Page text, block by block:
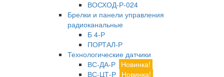
ВОСХОД-Р-024
Брелки и панели управления
радиоканальные
Б 4-Р
ПОРТАЛ-Р
Технологические датчики
ВС-ДА-Р Новинка!
ВС-ЦТ-Р Новинка!